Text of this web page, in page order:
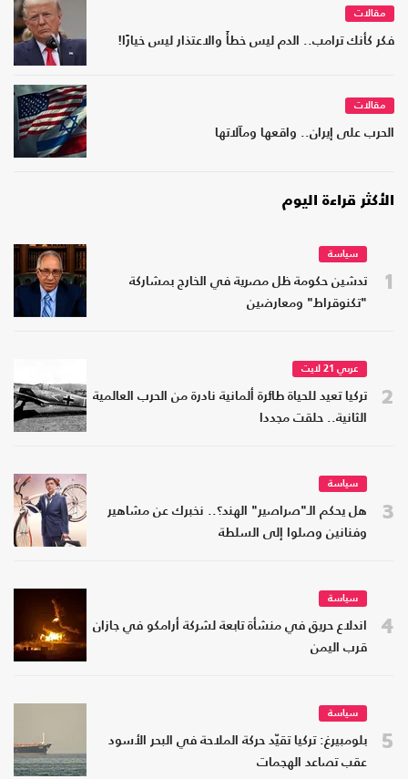
مقالات
فكر كأنك ترامب.. الدم ليس خطأً والاعتذار ليس خيارًا!
مقالات
الحرب على إيران.. واقعها ومآلاتها
الأكثر قراءة اليوم
1
سياسة
تدشين حكومة ظل مصرية في الخارج بمشاركة
"تكنوقراط" ومعارضين
2
عربي 21 لايت
تركيا تعيد للحياة طائرة ألمانية نادرة من الحرب العالمية
الثانية.. حلقت مجددا
3
سياسة
هل يحكم الـ"صراصير" الهند؟.. نخبرك عن مشاهير
وفنانين وصلوا إلى السلطة
4
سياسة
اندلاع حريق في منشأة تابعة لشركة أرامكو في جازان
قرب اليمن
5
سياسة
بلومبيرغ: تركيا تقيّد حركة الملاحة في البحر الأسود
عقب تصاعد الهجمات